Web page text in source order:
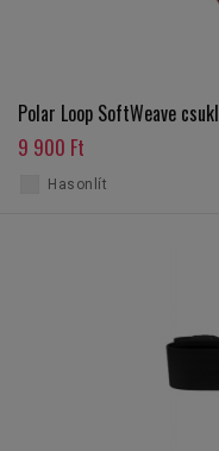
Polar Loop SoftWeave
9 900 Ft
Hasonlít